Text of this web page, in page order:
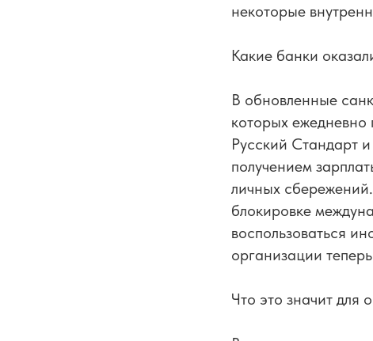
некоторые
Какие банки
В обновленные
которых
Русский Стандарт
получением
личных
блокировке
воспользоваться
организации
Что это значит для